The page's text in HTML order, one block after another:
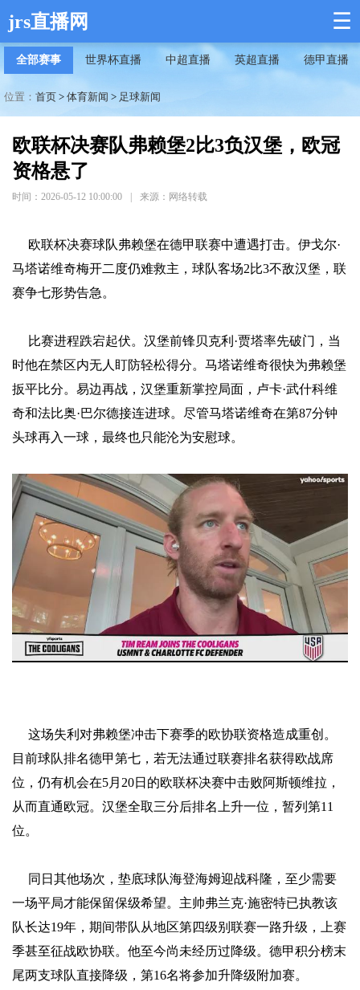
jrs直播网 ☰
全部赛事 世界杯直播 中超直播 英超直播 德甲直播
位置： 首页 > 体育新闻 > 足球新闻
欧联杯决赛队弗赖堡2比3负汉堡，欧冠
资格悬了
时间：2026-05-12 10:00:00 来源：网络转载
欧联杯决赛球队弗赖堡在德甲联赛中遭遇打击。伊戈尔·
马塔诺维奇梅开二度仍难救主，球队客场2比3不敌汉堡，联
赛争七形势告急。
比赛进程跌宕起伏。汉堡前锋贝克利·贾塔率先破门，当
时他在禁区内无人盯防轻松得分。马塔诺维奇很快为弗赖堡
扳平比分。易边再战，汉堡重新掌控局面，卢卡·武什科维
奇和法比奥·巴尔德接连进球。尽管马塔诺维奇在第87分钟
头球再入一球，最终也只能沦为安慰球。
这场失利对弗赖堡冲击下赛季的欧协联资格造成重创。
目前球队排名德甲第七，若无法通过联赛排名获得欧战席
位，仍有机会在5月20日的欧联杯决赛中击败阿斯顿维拉，
从而直通欧冠。汉堡全取三分后排名上升一位，暂列第11
位。
同日其他场次，垫底球队海登海姆迎战科隆，至少需要
一场平局才能保留保级希望。主帅弗兰克·施密特已执教该
队长达19年，期间带队从地区第四级别联赛一路升级，上赛
季甚至征战欧协联。他至今尚未经历过降级。德甲积分榜末
尾两支球队直接降级，第16名将参加升降级附加赛。